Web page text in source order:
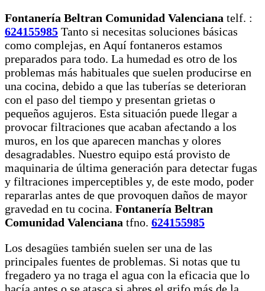
Fontanería Beltran Comunidad Valenciana telf. :
624155985 Tanto si necesitas soluciones básicas
como complejas, en Aquí fontaneros estamos
preparados para todo. La humedad es otro de los
problemas más habituales que suelen producirse en
una cocina, debido a que las tuberías se deterioran
con el paso del tiempo y presentan grietas o
pequeños agujeros. Esta situación puede llegar a
provocar filtraciones que acaban afectando a los
muros, en los que aparecen manchas y olores
desagradables. Nuestro equipo está provisto de
maquinaria de última generación para detectar fugas
y filtraciones imperceptibles y, de este modo, poder
repararlas antes de que provoquen daños de mayor
gravedad en tu cocina. Fontanería Beltran
Comunidad Valenciana tfno. 624155985
Los desagües también suelen ser una de las
principales fuentes de problemas. Si notas que tu
fregadero ya no traga el agua con la eficacia que lo